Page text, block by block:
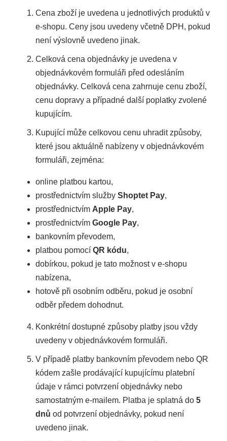
Cena zboží je uvedena u jednotlivých produktů v
e-shopu. Ceny jsou uvedeny včetně DPH, pokud
není výslovně uvedeno jinak.
Celková cena objednávky je uvedena v
objednávkovém formuláři před odesláním
objednávky. Celková cena zahrnuje cenu zboží,
cenu dopravy a případné další poplatky zvolené
kupujícím.
Kupující může celkovou cenu uhradit způsoby,
které jsou aktuálně nabízeny v objednávkovém
formuláři, zejména:
online platbou kartou,
prostřednictvím služby Shoptet Pay,
prostřednictvím Apple Pay,
prostřednictvím Google Pay,
bankovním převodem,
platbou pomocí QR kódu,
dobírkou, pokud je tato možnost v e-shopu
nabízena,
hotově při osobním odběru, pokud je osobní
odběr předem dohodnut.
Konkrétní dostupné způsoby platby jsou vždy
uvedeny v objednávkovém formuláři.
V případě platby bankovním převodem nebo QR
kódem zašle prodávající kupujícímu platební
údaje v rámci potvrzení objednávky nebo
samostatným e-mailem. Platba je splatná do 5
dnů od potvrzení objednávky, pokud není
uvedeno jinak.